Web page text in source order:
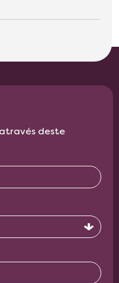
deste